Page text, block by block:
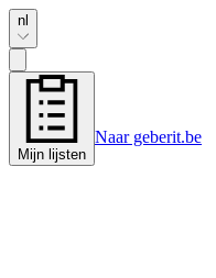
nl
Mijn lijsten
Naar geberit.be